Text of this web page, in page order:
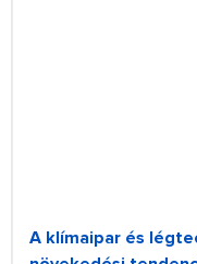
A klímaipar és